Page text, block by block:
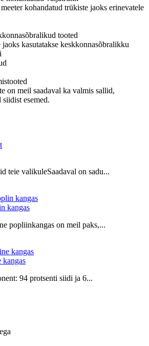
kohandatud trükiste jaoks erinevatele
tooted
kasutatakse keskkonnasõbralikku
on meil saadaval ka valmis sallid,
esemed.
teie valikuleSaadaval on sadu...
kangas
popliinkangas on meil paks,...
kangas
94 protsenti siidi ja 6...